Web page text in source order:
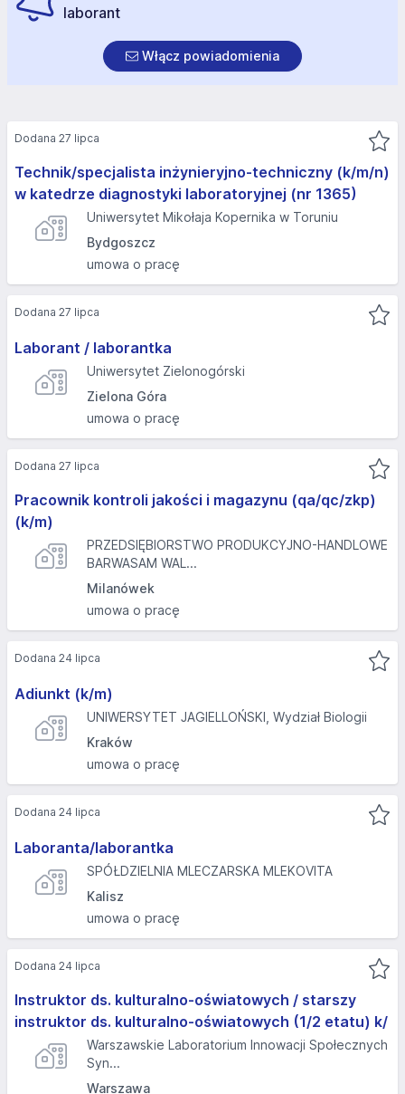
laborant
Włącz powiadomienia
Technik/specjalista inżynieryjno-techniczny (k/m/n)
w katedrze diagnostyki laboratoryjnej (nr 1365)
Uniwersytet Mikołaja Kopernika w Toruniu
Bydgoszcz
umowa o pracę
Dodana 27 lipca
Laborant / laborantka
Uniwersytet Zielonogórski
Zielona Góra
umowa o pracę
Dodana 27 lipca
Pracownik kontroli jakości i magazynu (qa/qc/zkp)
(k/m)
PRZEDSIĘBIORSTWO PRODUKCYJNO-HANDLOWE
BARWASAM WAL...
Milanówek
umowa o pracę
Dodana 27 lipca
Adiunkt (k/m)
UNIWERSYTET JAGIELLOŃSKI, Wydział Biologii
Kraków
umowa o pracę
Dodana 24 lipca
Laboranta/laborantka
SPÓŁDZIELNIA MLECZARSKA MLEKOVITA
Kalisz
umowa o pracę
Dodana 24 lipca
Instruktor ds. kulturalno-oświatowych / starszy
instruktor ds. kulturalno-oświatowych (1/2 etatu) k/
Warszawskie Laboratorium Innowacji Społecznych
Syn...
Warszawa
Dodana 24 lipca